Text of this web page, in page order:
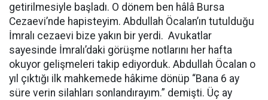
getirilmesiyle başladı. O dönem ben hâlâ Bursa
Cezaevi’nde hapisteyim. Abdullah Öcalan’ın tutulduğu
İmralı cezaevi bize yakın bir yerdi. Avukatlar
sayesinde İmralı’daki görüşme notlarını her hafta
okuyor gelişmeleri takip ediyorduk. Abdullah Öcalan o
yıl çıktığı ilk mahkemede hâkime dönüp “Bana 6 ay
süre verin silahları sonlandırayım.” demişti. Üç ay